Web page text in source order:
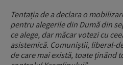
Tentația de a declara o
pentru alegerile din Dumă din
ce alege, dar măcar votezi cu
asistemică. Comuniștii, liberal-
de care mai există, toate ținând